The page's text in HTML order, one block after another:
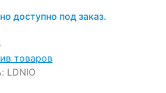
доступно под заказ.
товаров
LDNIO